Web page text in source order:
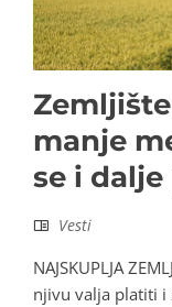
manje
se i
Vesti
NAJSKUPLJA
njivu valja platiti i